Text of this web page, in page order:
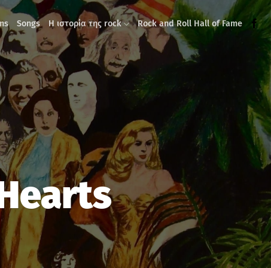
Songs Η ιστορία της rock Rock and Roll Hall of Fame